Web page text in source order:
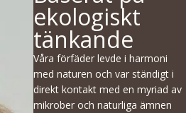
ekologiskt
tänkande
Våra förfäder levde i harmoni
med naturen och var ständigt i
direkt kontakt med en myriad av
mikrober och naturliga ämnen